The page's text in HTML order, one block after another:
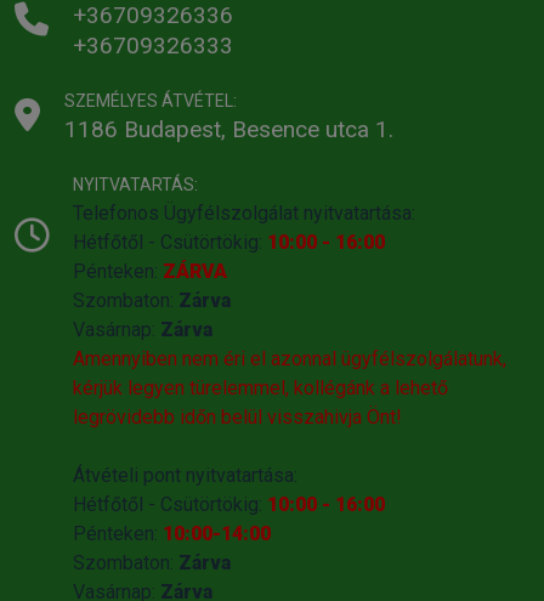
+36709326336
+36709326333
SZEMÉLYES ÁTVÉTEL:
1186 Budapest, Besence utca 1.
NYITVATARTÁS:
Telefonos Ügyfélszolgálat nyitvatartása:
Hétfőtől - Csütörtökig: 10:00 - 16:00
Pénteken: ZÁRVA
Szombaton: Zárva
Vasárnap: Zárva
Amennyiben nem éri el azonnal ügyfélszolgálatunk,
kérjük legyen türelemmel, kollégánk a lehető
legrövidebb időn belül visszahivja Önt!
Átvételi pont nyitvatartása:
Hétfőtől - Csütörtökig: 10:00 - 16:00
Pénteken: 10:00-14:00
Szombaton: Zárva
Vasárnap: Zárva